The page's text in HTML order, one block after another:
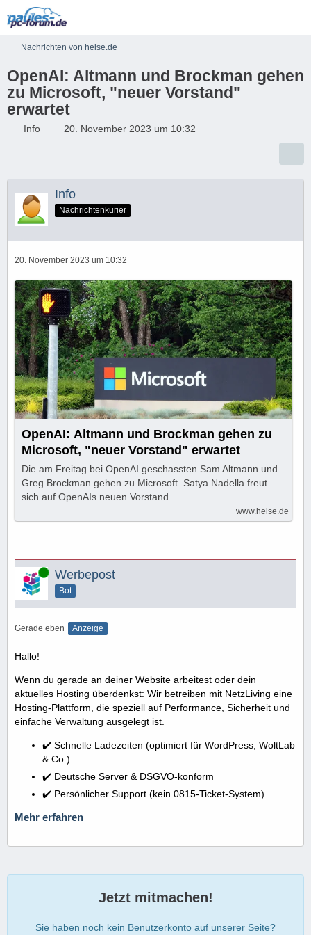
Nachrichten von heise.de
OpenAI: Altmann und Brockman gehen
zu Microsoft, "neuer Vorstand"
erwartet
Info 20. November 2023 um 10:32
Info
Nachrichtenkurier
20. November 2023 um 10:32
OpenAI: Altmann und Brockman gehen zu
Microsoft, "neuer Vorstand" erwartet
Die am Freitag bei OpenAI geschassten Sam Altmann und
Greg Brockman gehen zu Microsoft. Satya Nadella freut
sich auf OpenAIs neuen Vorstand.
www.heise.de
Online Werbepost
Bot
Gerade eben Anzeige
Hallo!
Wenn du gerade an deiner Website arbeitest oder dein
aktuelles Hosting überdenkst: Wir betreiben mit NetzLiving eine
Hosting-Plattform, die speziell auf Performance, Sicherheit und
einfache Verwaltung ausgelegt ist.
✔️ Schnelle Ladezeiten (optimiert für WordPress, WoltLab
& Co.)
✔️ Deutsche Server & DSGVO-konform
✔️ Persönlicher Support (kein 0815-Ticket-System)
Mehr erfahren
Jetzt mitmachen!
Sie haben noch kein Benutzerkonto auf unserer Seite?